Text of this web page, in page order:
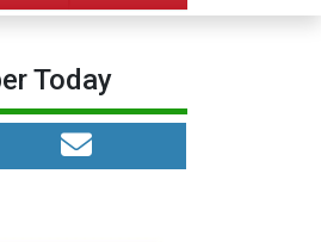
Today